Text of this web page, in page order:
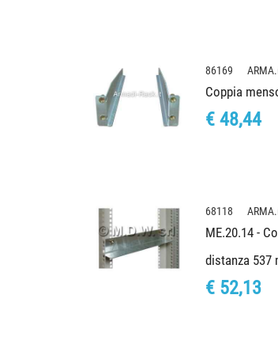
86169
Coppia
€ 48,44
68118
ME.20.14 -
distanza 537
€ 52,13